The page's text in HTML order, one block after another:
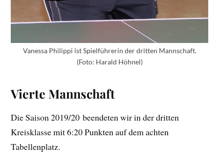
Vanessa Philippi ist Spielführerin der dritten Mannschaft.
(Foto: Harald Höhnel)
Vierte Mannschaft
Die Saison 2019/20 beendeten wir in der dritten
Kreisklasse mit 6:20 Punkten auf dem achten
Tabellenplatz.